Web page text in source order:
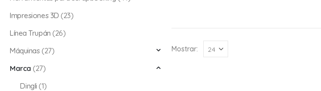
Mostrar:
Impresiones 3D (23)
Línea Trupán (26)
Máquinas (27)
Marca (27)
Dingli (1)